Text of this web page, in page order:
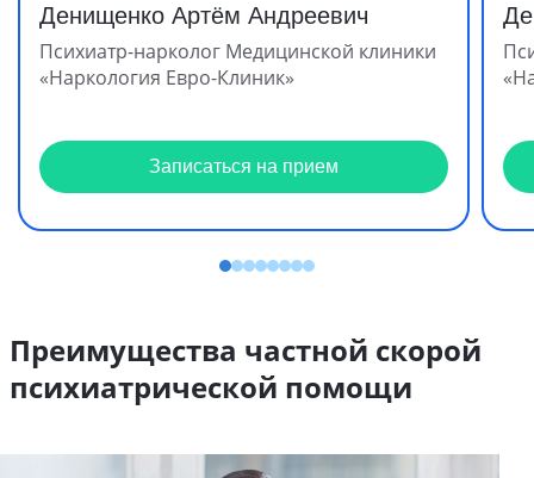
Денищенко Артём Андреевич
Психиатр-нарколог Медицинской клиники
«Наркология Евро-Клиник»
Записаться на прием
Преимущества частной скорой
психиатрической помощи